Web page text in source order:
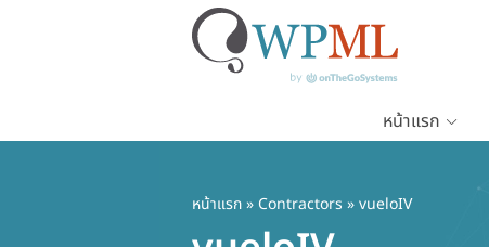
หน้าแรก
หน้าแรก» Contractors » vueloIV